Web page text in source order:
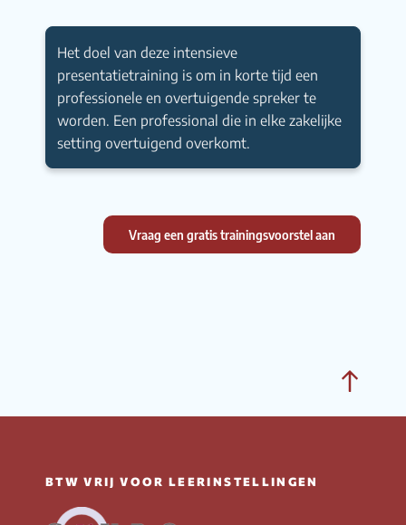
Het doel van deze intensieve
presentatietraining is om in korte tijd een
professionele en overtuigende spreker te
worden. Een professional die in elke zakelijke
setting overtuigend overkomt.
Vraag een gratis trainingsvoorstel aan
to
BTW VRIJ VOOR LEERINSTELLINGEN